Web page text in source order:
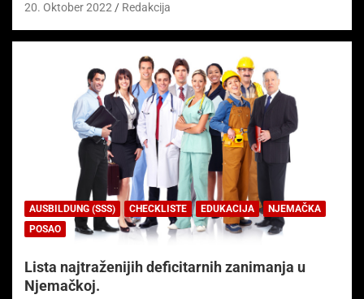
20. Oktober 2022 Redakcija
AUSBILDUNG (SSS) CHECKLISTE EDUKACIJA
NJEMAČKA
POSAO
Lista najtraženijih deficitarnih zanimanja u
Njemačkoj.